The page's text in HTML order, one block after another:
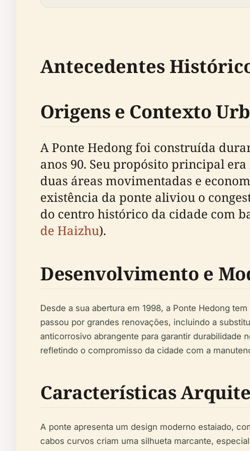
Antecedentes
Origens e Contexto
A Ponte Hedong foi construída
anos 90. Seu propósito principal
duas áreas movimentadas e
existência da ponte aliviou o
do centro histórico da cidade com
de Haizhu).
Desenvolvimento e
Desde a sua abertura em 1998, a Ponte Hedong
passou por grandes renovações, incluindo a
anticorrosivo abrangente para garantir durabilidade
refletindo o compromisso da cidade com a
Características
A ponte apresenta um design moderno estaiado,
cabos curvos criam uma silhueta marcante,